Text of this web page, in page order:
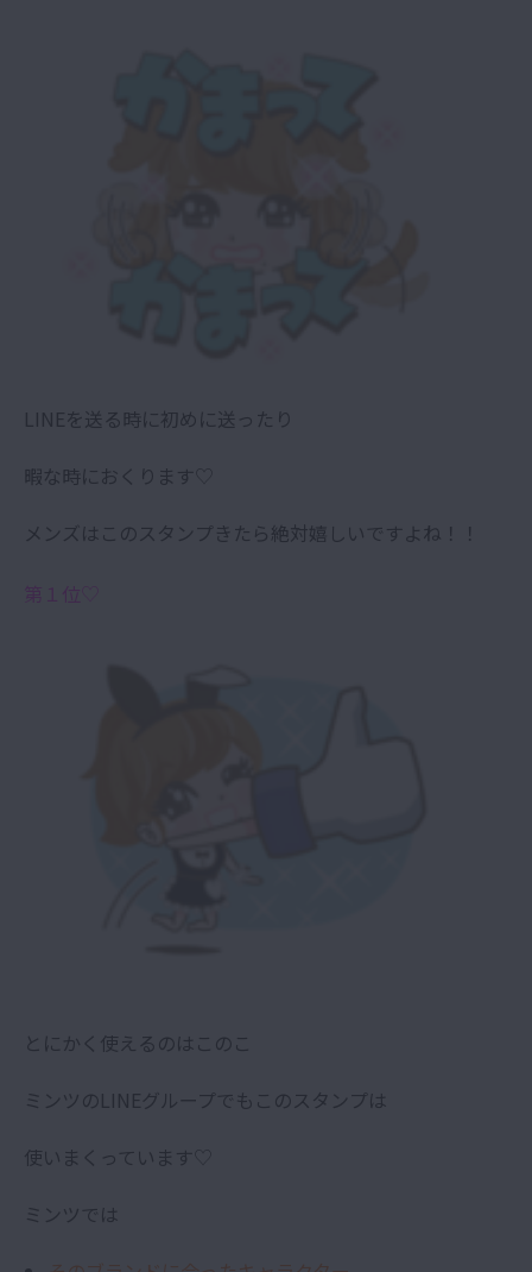
LINEを送る時に初めに送ったり
暇な時におくります♡
メンズはこのスタンプきたら絶対嬉しいですよね！！
第１位♡
とにかく使えるのはこのこ
ミンツのLINEグループでもこのスタンプは
使いまくっています♡
ミンツでは